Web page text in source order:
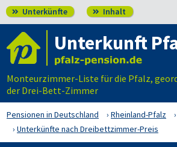
 Unterkünfte  Inhalt
Unterkunft
Monteurzimmer-Liste für die Pfalz,
der Drei-Bett-Zimmer
Pensionen in Deutschland Rheinland-Pfalz
Unterkünfte nach Dreibettzimmer-Preis